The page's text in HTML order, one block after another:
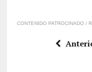
CONTENIDO PATROCINADO /